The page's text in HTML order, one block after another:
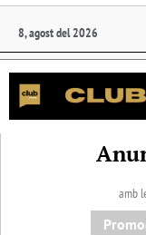
8, agost del 2026
amb